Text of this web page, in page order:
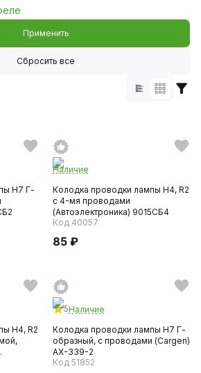
Применить
Сбросить все
H7 Г-
Наличие
Колодка проводки лампы H4, R2
с 4-мя проводами
(Автоэлектроника) 9015СБ4
Код 40057
85 ₽
H4, R2
5Наличие
Колодка проводки лампы H7 Г-
образный, с проводами (Cargen)
АХ-339-2
Код 51852